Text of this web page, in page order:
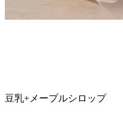
豆乳+メープルシロップ